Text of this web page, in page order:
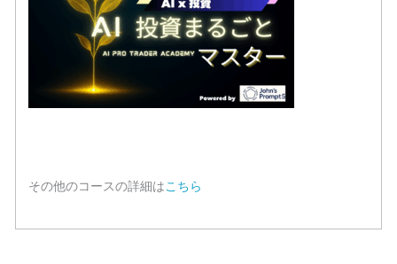
その他のコースの詳細はこちら